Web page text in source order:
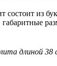
из
длиной 38